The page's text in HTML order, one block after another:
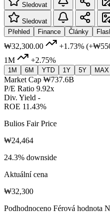
Sledovat
Sledovat
Přehled
Finance Články
₩32,300.00 +1.73%
1M
+2.75%
1M 6M YTD 1Y 5Y MAX
Market Cap ₩737.6B
P/E Ratio 9.92x
Div. Yield -
ROE 11.43%
Bulios Fair Price
₩24,464
24.3% downside
Aktuální cena
₩32,300
Podhodnoceno Férová hodnota